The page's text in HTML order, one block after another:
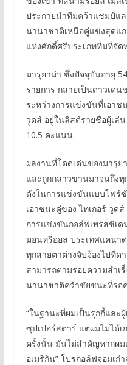
ประกายนำทีมคว้าแชมป์แ
นานาชาติเหนือคู่แข่งสุดแก
แห่งศักดิ์ศรีประเภททีมที่จัด
มารุยาม่า ซึ่งปัจจุบันอายุ
รายการ กลายเป็นดาวเด่
ระหว่างการแข่งขันที่เอาช
วูดส์ อยู่ในลิสต์รายชื่อผู้เล่
10.5 คะแนน
ผลงานที่โดดเด่นของมารุย
และถูกกล่าวขานมาจนถึง
ดังในการแข่งขันแบบโฟร์
เอาชนะคู่ของ ไทเกอร์ วูด
การแข่งขันกอล์ฟเพรสซิเ
มอนทรีออล ประเทศแคนา
ทุกสายตาต่างจับจ้องไปที่ด
สามารถตามรอยความสำเ
นานาชาติคว้าชัยชนะที่รอ
“ในฐานะที่ผมเป็นรุกกี้และ
ซุปเปอร์สตาร์ แต่ผมไม่ได้เ
ครั้งนั้น มันไม่สำคัญหากผม
อเมริกัน” โปรกอล์ฟจอมเ